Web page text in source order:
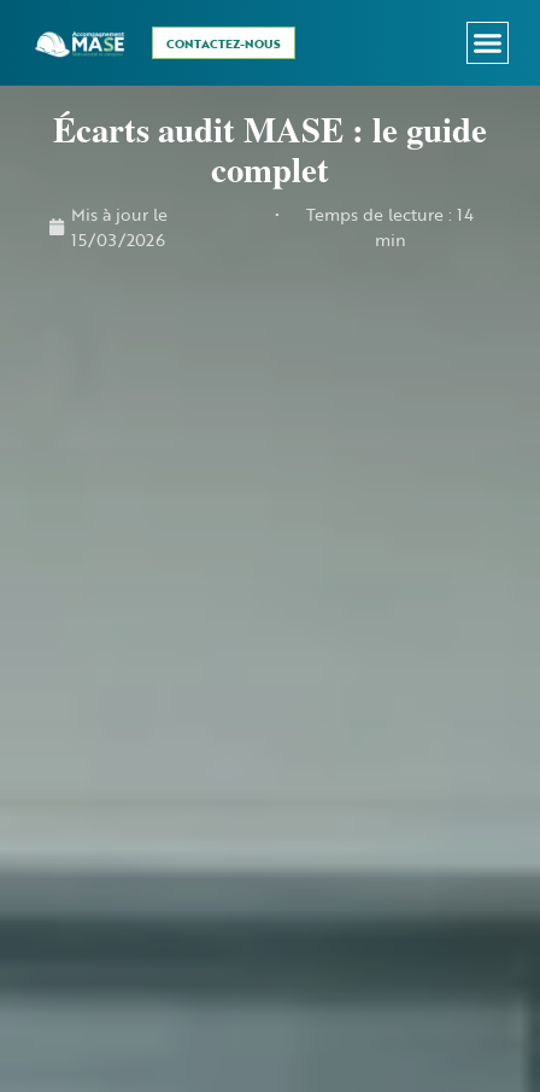
CONTACTEZ-NOUS
Écarts audit MASE : le guide
complet
Mis à jour le
15/03/2026
•
Temps de lecture : 14
min